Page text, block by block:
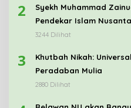
2
Syekh Muhammad
Pendekar Islam
3244 Dilihat
3
Khutbah Nikah:
Peradaban Mulia
2880 Dilihat